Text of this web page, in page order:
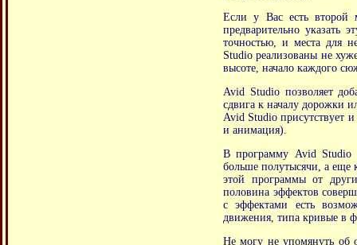
Если у Вас есть второй
предварительно указать
точностью, и места для
Studio реализованы не
высоте, начало каждого
Avid Studio позволяет
сдвига к началу дорожки
Avid Studio присутствует
и анимация).
В программу Avid Studio
больше полутысячи, а еще
этой программы от
половина эффектов
с эффектами есть
движения, типа кривые в
Не могу не упомянуть об